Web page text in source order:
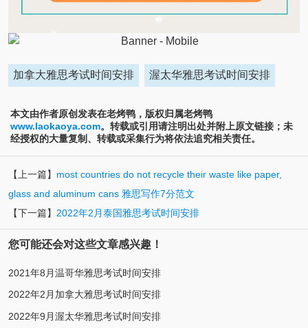
加拿大雅思考试时间安排 渥太华雅思考试时间安排
本文由作者原创发表在老烤鸭，版权归属老烤鸭
www.laokaoya.com。转载或引用请注明出处并附上原文链接；未
经授权的大量复制、转载或采集行为将依法追究相关责任。
【上一篇】 most countries do not recycle their waste like paper,
glass and aluminum cans 雅思写作7分范文
【下一篇】 2022年2月泰国雅思考试时间安排
您可能还会对这些文章感兴趣！
2021年8月温哥华雅思考试时间安排
2022年2月加拿大雅思考试时间安排
2022年9月渥太华雅思考试时间安排